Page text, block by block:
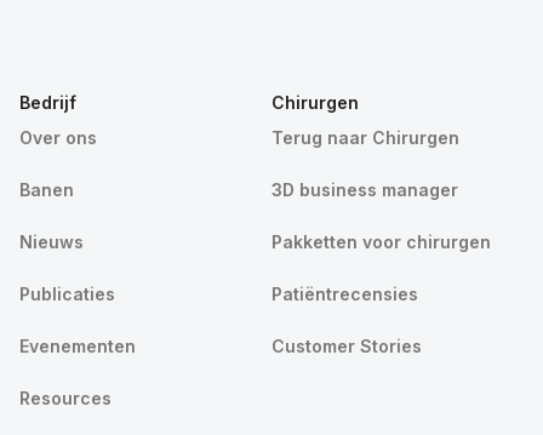
Bedrijf
Over ons
Banen
Nieuws
Publicaties
Evenementen
Resources
Chirurgen
Terug naar Chirurgen
3D business manager
Pakketten voor chirurgen
Patiëntrecensies
Customer Stories